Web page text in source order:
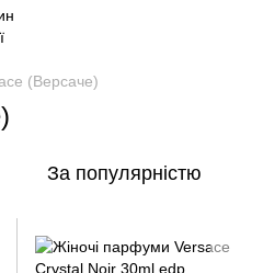
(Версаче)
За популярністю